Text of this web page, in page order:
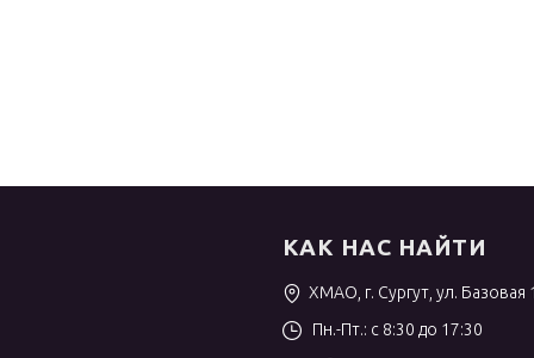
КАК НАС НАЙТИ
ХМАО, г. Сургут, ул. Базовая
Пн.-Пт.: с 8:30 до 17:30